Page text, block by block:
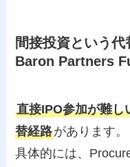
間接投資という代
Baron Partners
直接IPO参加が難し
替経路があります。
具体的には、